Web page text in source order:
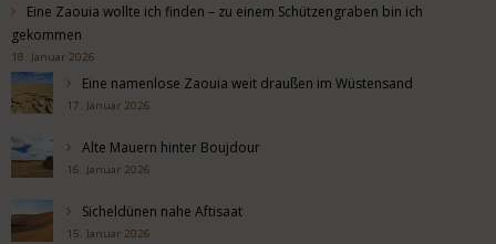
Eine Zaouia wollte ich finden – zu einem Schützengraben bin ich
gekommen
18. Januar 2026
Eine namenlose Zaouia weit draußen im Wüstensand
17. Januar 2026
Alte Mauern hinter Boujdour
16. Januar 2026
Sicheldünen nahe Aftisaat
15. Januar 2026